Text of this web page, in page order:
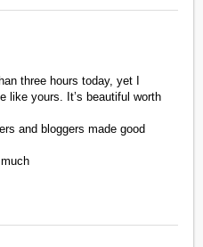
three hours today, yet I
like yours. It’s beautiful worth
and bloggers made good